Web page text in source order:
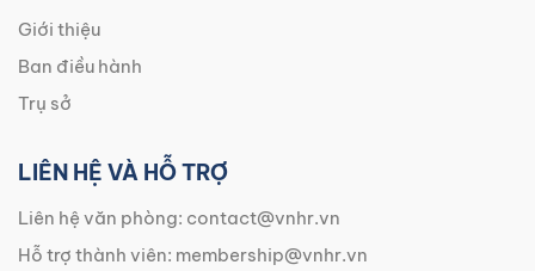
Giới thiệu
Ban điều hành
Trụ sở
LIÊN HỆ VÀ HỖ TRỢ
Liên hệ văn phòng: contact@vnhr.vn
Hỗ trợ thành viên: membership@vnhr.vn